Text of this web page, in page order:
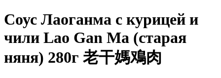
Соус Лаоганма с курицей и
чили Lao Gan Ma (старая
няня) 280г 老干媽鳮肉